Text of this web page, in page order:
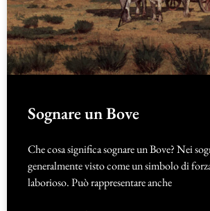
Sognare un Bove
Che cosa significa sognare un Bove? Nei
generalmente visto come un simbolo di
laborioso. Può rappresentare anche